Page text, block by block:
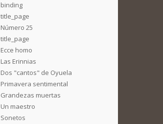
binding
title_page
Número 25
title_page
Ecce homo
Las Erinnias
Dos "cantos" de Oyuela
Primavera sentimental
Grandezas muertas
Un maestro
Sonetos